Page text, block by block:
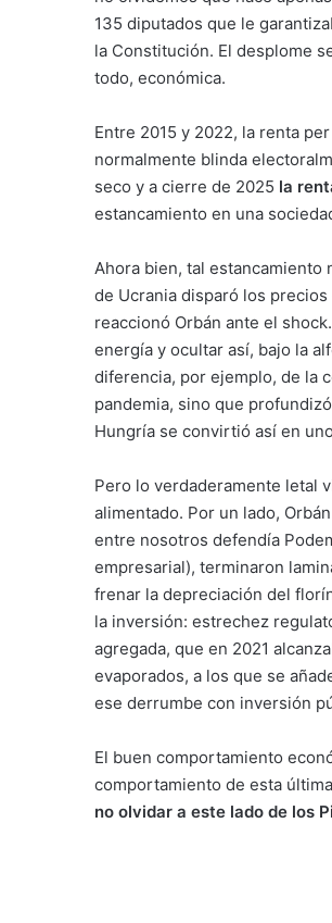
135 diputados que le
la Constitución. El desplome
todo, económica.
Entre 2015 y 2022, la renta
normalmente blinda
seco y a cierre de 2025 la
estancamiento en una
Ahora bien, tal estancamiento
de Ucrania disparó los
reaccionó Orbán ante el
energía y ocultar así, bajo la
diferencia, por ejemplo, de la
pandemia, sino que
Hungría se convirtió así en
Pero lo verdaderamente letal
alimentado. Por un lado,
entre nosotros defendía
empresarial), terminaron
frenar la depreciación del
la inversión: estrechez
agregada, que en 2021
evaporados, a los que se
ese derrumbe con inversión
El buen comportamiento
comportamiento de esta
no olvidar a este lado de los